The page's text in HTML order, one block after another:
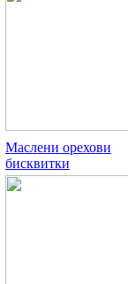
Маслени орехови
бисквитки